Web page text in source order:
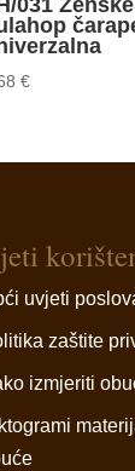
€
uvjeti
zaštite
izmjeriti